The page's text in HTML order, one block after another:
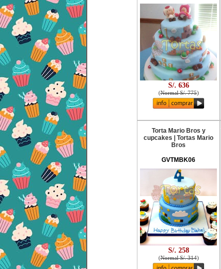
S/. 636
(Normal S/. 775)
Torta Mario Bros y
cupcakes | Tortas Mario
Bros
GVTMBK06
S/. 258
(Normal S/. 314)